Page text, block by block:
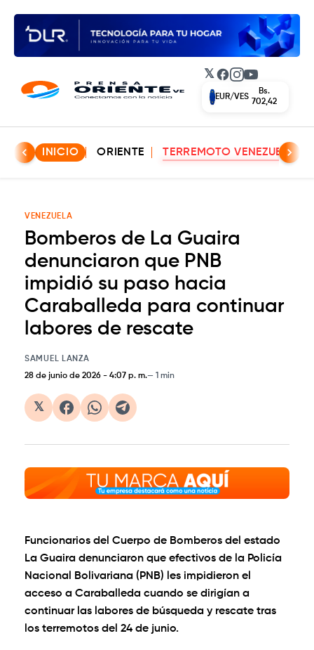
𝕏 Facebook
Instagram
YouTube
EUR/VES
Bs.
702,42
INICIO ORIENTE TERREMOTO VENEZUELA
VENEZUELA
Bomberos de La Guaira
denunciaron que PNB
impidió su paso hacia
Caraballeda para continuar
labores de rescate
SAMUEL LANZA
28 de junio de 2026 - 4:07 p. m. 1 min
𝕏
Funcionarios del Cuerpo de Bomberos del estado
La Guaira denunciaron que efectivos de la Policía
Nacional Bolivariana (PNB) les impidieron el
acceso a Caraballeda cuando se dirigían a
continuar las labores de búsqueda y rescate tras
los terremotos del 24 de junio.